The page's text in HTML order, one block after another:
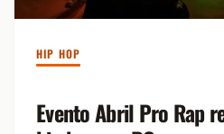
HIP HOP
Evento Abril Pro Rap